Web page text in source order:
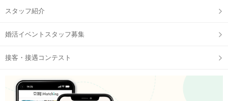
スタッフ紹介
婚活イベントスタッフ募集
接客・接遇コンテスト